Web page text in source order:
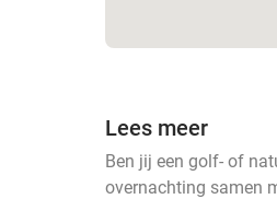
Lees meer
Ben jij een golf- of
overnachting samen